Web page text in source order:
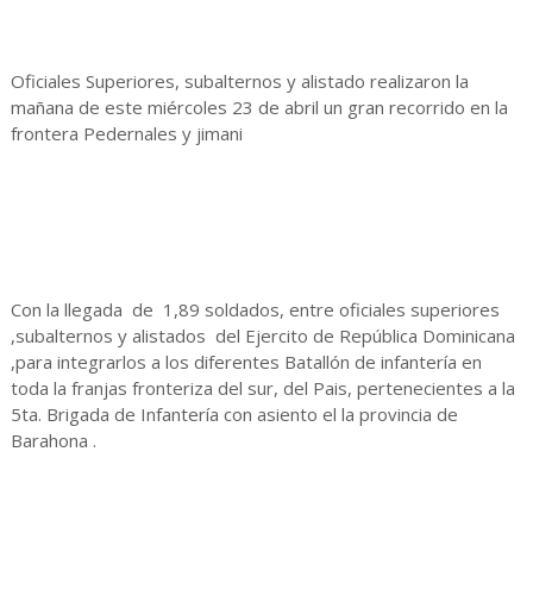
Oficiales Superiores, subalternos y alistado realizaron la
mañana de este miércoles 23 de abril un gran recorrido en la
frontera Pedernales y jimani
Con la llegada de 1,89 soldados, entre oficiales superiores
,subalternos y alistados del Ejercito de República Dominicana
,para integrarlos a los diferentes Batallón de infantería en
toda la franjas fronteriza del sur, del Pais, pertenecientes a la
5ta. Brigada de Infantería con asiento el la provincia de
Barahona .